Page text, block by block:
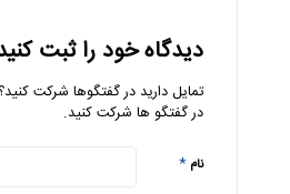
دیدگاه خود را ثبت
تمایل دارید در گفتگوها شرکت کنید؟
در گفتگو ها شرکت کنید.
نام *